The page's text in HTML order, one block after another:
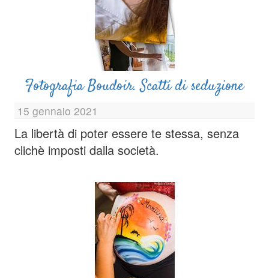
Fotografia Boudoir. Scatti di seduzione
15 gennaio 2021
La libertà di poter essere te stessa, senza
clichè imposti dalla società.